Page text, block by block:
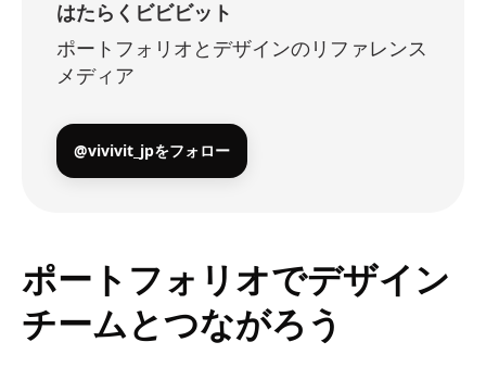
はたらくビビビット
ポートフォリオとデザインのリファレンス
メディア
@vivivit_jpをフォロー
ポートフォリオでデザイン
チームとつながろう